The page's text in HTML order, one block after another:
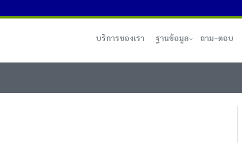
บริการของเรา ฐานข้อมูล ถาม-ตอบ